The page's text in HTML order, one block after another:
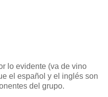
lo evidente (va de vino
el español y el inglés son
del grupo.